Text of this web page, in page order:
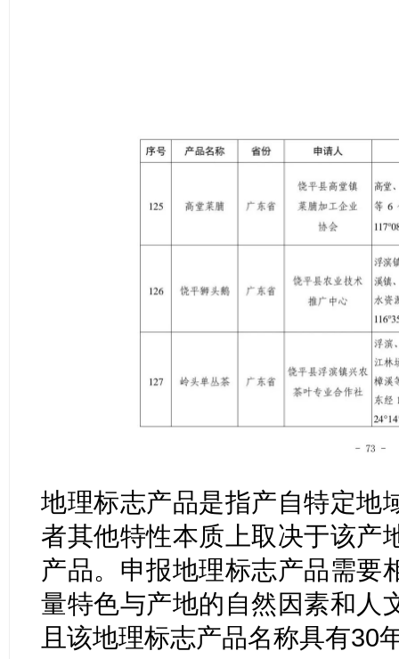
地理标志产品是指产自特定地
者其他特性本质上取决于该产
产品。申报地理标志产品需要
量特色与产地的自然因素和人
且该地理标志产品名称具有30